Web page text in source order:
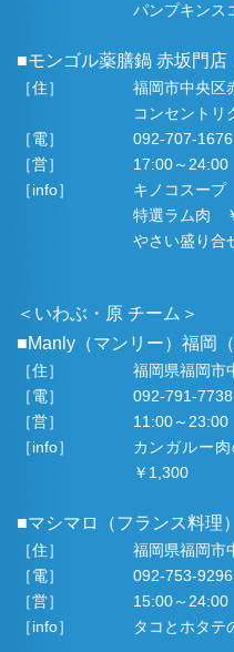
パンプキン
■モンゴル薬膳鍋 赤坂門店
［住］
福岡市中央区
コンセントリ
［電］
092-707-1676
［営］
17:00～24:00
［info］
キノコスー
特選ラム肉
やさい盛り
＜いわぶ・原 チーム＞
■Manly（マンリー）福岡
［住］
福岡県福岡市
［電］
092-791-7738
［営］
11:00～23:00
［info］
カンガルー
￥1,300
■マシマロ（フランス料理）
［住］
福岡県福岡市
［電］
092-753-9296
［営］
15:00～24:00
［info］
タコとホタ